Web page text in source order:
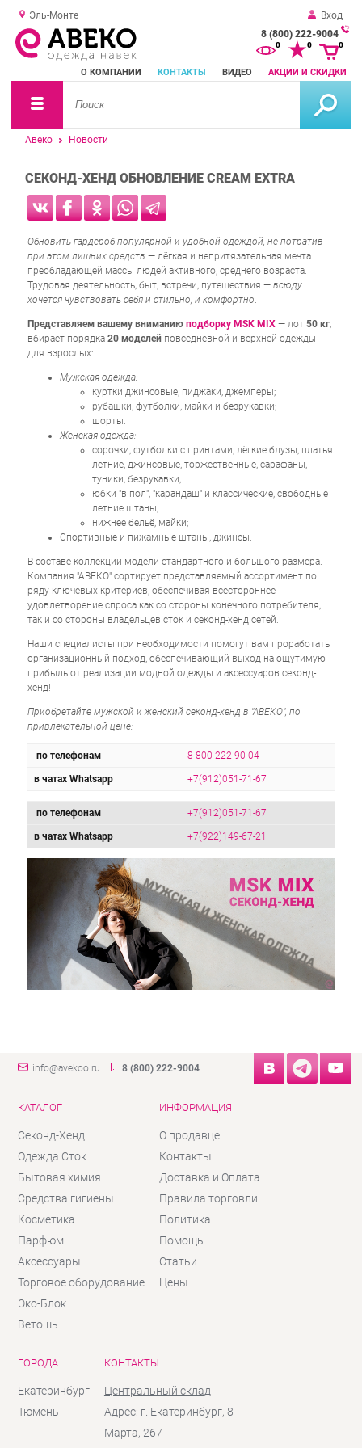
Эль-Монте
Вход
8 (800) 222-9004
О КОМПАНИИ КОНТАКТЫ ВИДЕО АКЦИИ И СКИДКИ
0 0 0
Авеко Новости
СЕКОНД-ХЕНД ОБНОВЛЕНИЕ CREAM EXTRA
Обновить гардероб популярной и удобной одеждой, не потратив
при этом лишних средств — лёгкая и непритязательная мечта
преобладающей массы людей активного, среднего возраста.
Трудовая деятельность, быт, встречи, путешествия — всюду
хочется чувствовать себя и стильно, и комфортно.
Представляем вашему вниманию подборку MSK MIX — лот 50 кг,
вбирает порядка 20 моделей повседневной и верхней одежды
для взрослых:
Мужская одежда:
куртки джинсовые, пиджаки, джемперы;
рубашки, футболки, майки и безрукавки;
шорты.
Женская одежда:
сорочки, футболки с принтами, лёгкие блузы, платья
летние, джинсовые, торжественные, сарафаны,
туники, безрукавки;
юбки "в пол", "карандаш" и классические, свободные
летние штаны;
нижнее бельё, майки;
Спортивные и пижамные штаны, джинсы.
В составе коллекции модели стандартного и большого размера.
Компания "АВЕКО" сортирует представляемый ассортимент по
ряду ключевых критериев, обеспечивая всестороннее
удовлетворение спроса как со стороны конечного потребителя,
так и со стороны владельцев сток и секонд-хенд сетей.
Наши специалисты при необходимости помогут вам проработать
организационный подход, обеспечивающий выход на ощутимую
прибыль от реализации модной одежды и аксессуаров секонд-
хенд!
Приобретайте мужской и женский секонд-хенд в "АВЕКО", по
привлекательной цене:
по телефонам 8 800 222 90 04
в чатах Whatsapp +7(912)051-71-67
по телефонам +7(912)051-71-67
в чатах Whatsapp +7(922)149-67-21
info@avekoo.ru 8 (800) 222-9004
КАТАЛОГ
Секонд-Хенд
Одежда Сток
Бытовая химия
Средства гигиены
Косметика
Парфюм
Аксессуары
Торговое оборудование
Эко-Блок
Ветошь
ИНФОРМАЦИЯ
О продавце
Контакты
Доставка и Оплата
Правила торговли
Политика
Помощь
Статьи
Цены
ГОРОДА
Екатеринбург
Тюмень
КОНТАКТЫ
Центральный склад
Адрес: г. Екатеринбург, 8
Марта, 267